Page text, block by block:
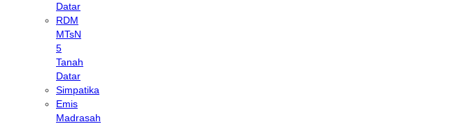
Datar
RDM
MTsN
5
Tanah
Datar
Simpatika
Emis
Madrasah